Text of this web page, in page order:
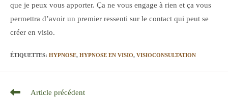
que je peux vous apporter. Ça ne vous engage à rien et ça vous
permettra d’avoir un premier ressenti sur le contact qui peut se
créer en visio.
ÉTIQUETTES: HYPNOSE, HYPNOSE EN VISIO, VISIOCONSULTATION
Read
Article précédent